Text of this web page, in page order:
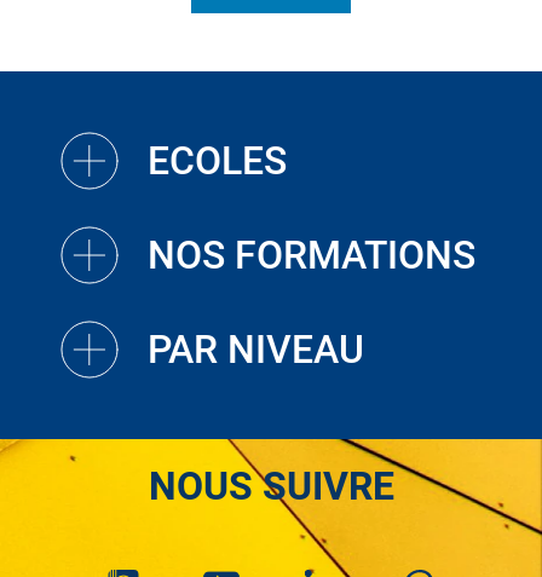
ECOLES
NOS FORMATIONS
PAR NIVEAU
NOUS SUIVRE